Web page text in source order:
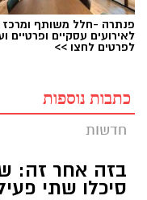
פנתרה -חלל משותף ומרכז
לאירועים עסקיים ופרטיים
לפרטים לחצו >>
כתבות נוספות
חדשות
בזה אחר זה:
סיכלו שתי